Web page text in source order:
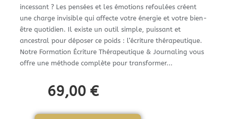
incessant ? Les pensées et les émotions refoulées créent
une charge invisible qui affecte votre énergie et votre bien-
être quotidien. Il existe un outil simple, puissant et
ancestral pour déposer ce poids : l’écriture thérapeutique.
Notre Formation Écriture Thérapeutique & Journaling vous
offre une méthode complète pour transformer...
69,00 €